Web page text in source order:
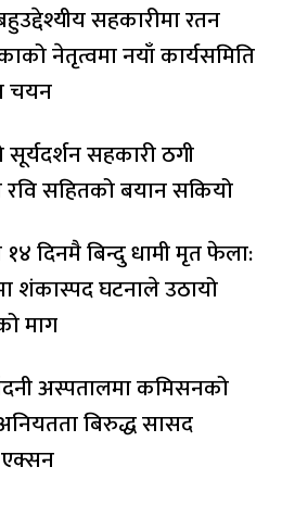
सहकारीमा रतन
नेतृत्वमा नयाँ कार्यसमिति
चयन
सहकारी ठगी
रवि सहितको बयान सकियो
१४ दिनमै बिन्दु धामी मृत फेला:
शंकास्पद घटनाले उठायो
माग
अस्पतालमा कमिसनको
बिरुद्ध सासद